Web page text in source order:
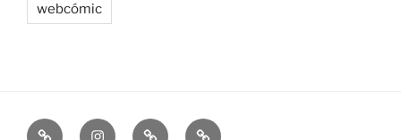
webcómic
NewsletterInstagramBluesky Patreon